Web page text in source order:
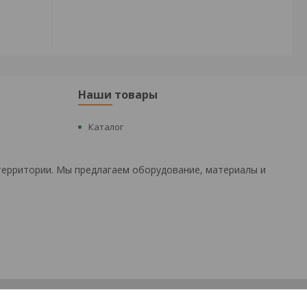
Наши товары
Каталог
Мы предлагаем оборудование, материалы и